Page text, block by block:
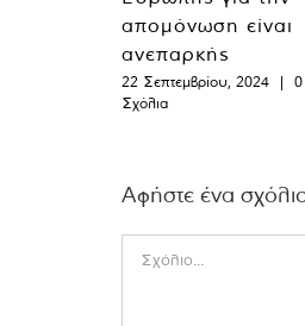
απομόνωση είναι
ανεπαρκής
22 Σεπτεμβρίου, 2024 |
0
Σχόλια
Αφήστε ένα